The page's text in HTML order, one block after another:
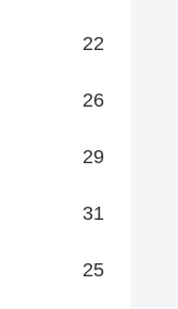
22
26
29
31
25